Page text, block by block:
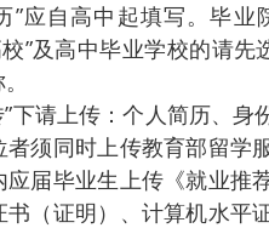
”应自高中起填写。毕
”及高中毕业学校的请
”下请上传：个人简历、
须同时上传教育部留学
届毕业生上传《就业推
（证明）、计算机水平